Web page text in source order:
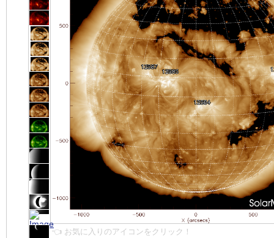
👈 お気に入りのアイコンをクリック！